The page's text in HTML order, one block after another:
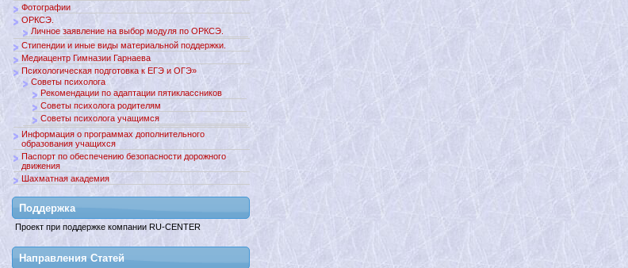
Фотографии
ОРКСЭ.
Личное заявление на выбор модуля по ОРКСЭ.
Стипендии и иные виды материальной поддержки.
Медиацентр Гимназии Гарнаева
Психологическая подготовка к ЕГЭ и ОГЭ»
Советы психолога
Рекомендации по адаптации пятиклассников
Советы психолога родителям
Советы психолога учащимся
Информация о программах дополнительного
образования учащихся
Паспорт по обеспечению безопасности дорожного
движения
Шахматная академия
Поддержкa
Проект при поддержке компании RU-CENTER
Направления Статей